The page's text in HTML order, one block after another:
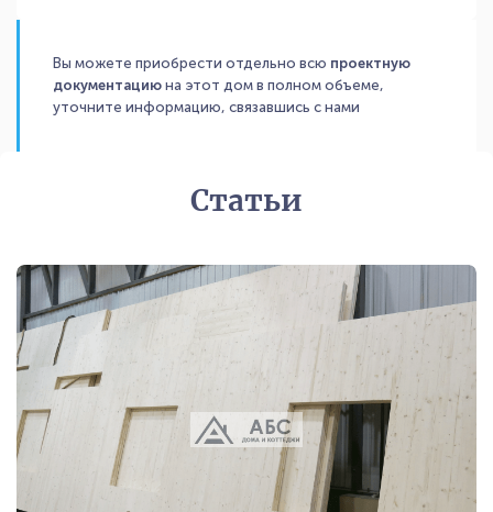
Вы можете приобрести отдельно всю проектную
документацию на этот дом в полном объеме,
уточните информацию, связавшись с нами
Статьи